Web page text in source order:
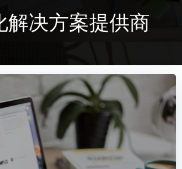
解决方案提供商